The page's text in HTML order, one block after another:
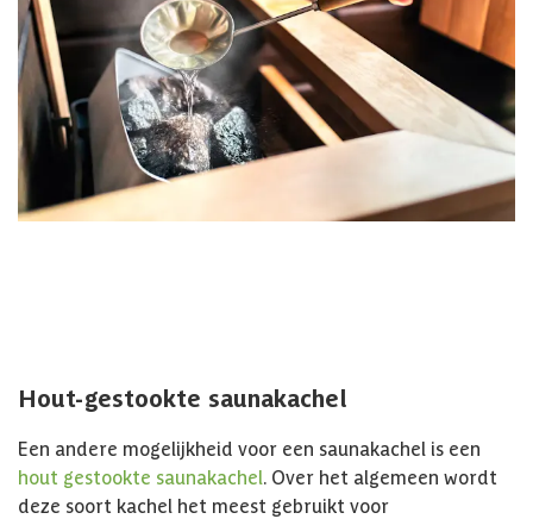
Hout-gestookte saunakachel
Een andere mogelijkheid voor een saunakachel is een
hout gestookte saunakachel . Over het algemeen wordt
deze soort kachel het meest gebruikt voor